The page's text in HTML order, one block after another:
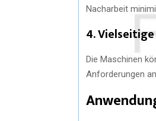
Nacharbeit
4.
Die Maschinen
Anforderungen